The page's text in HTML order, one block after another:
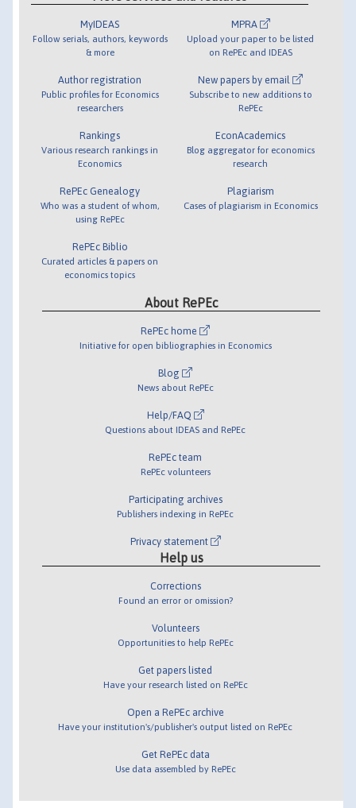
MyIDEAS
Follow serials, authors, keywords
& more
Author registration
Public profiles for Economics
researchers
Rankings
Various research rankings in
Economics
RePEc Genealogy
Who was a student of whom,
using RePEc
RePEc Biblio
Curated articles & papers on
economics topics
MPRA
Upload your paper to be listed
on RePEc and IDEAS
New papers by email
Subscribe to new additions to
RePEc
EconAcademics
Blog aggregator for economics
research
Plagiarism
Cases of plagiarism in Economics
About RePEc
RePEc home
Initiative for open bibliographies in Economics
Blog
News about RePEc
Help/FAQ
Questions about IDEAS and RePEc
RePEc team
RePEc volunteers
Participating archives
Publishers indexing in RePEc
Privacy statement
Help us
Corrections
Found an error or omission?
Volunteers
Opportunities to help RePEc
Get papers listed
Have your research listed on RePEc
Open a RePEc archive
Have your institution's/publisher's output listed on RePEc
Get RePEc data
Use data assembled by RePEc